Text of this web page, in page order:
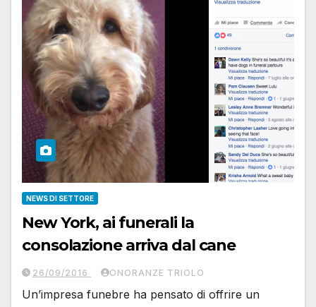
NEWS DI SETTORE
New York, ai funerali la
consolazione arriva dal cane
26/09/2016 ONORANZE TRIOLO
Un’impresa funebre ha pensato di offrire un